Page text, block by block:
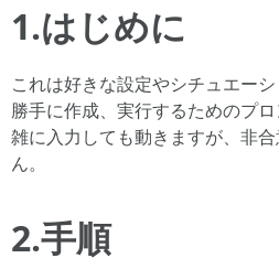
1.はじめに
これは好きな設定やシチュエー
勝手に作成、実行するためのプロ
雑に入力しても動きますが、非
ん。
2.手順